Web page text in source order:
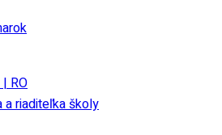
RO
a riaditeľka školy